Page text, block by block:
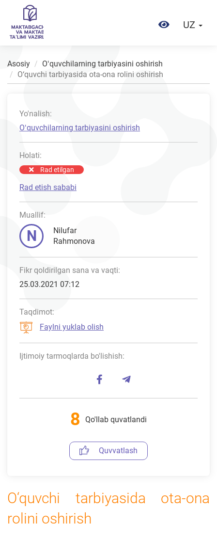
UZ
Asosiy
Oʻquvchilarning tarbiyasini oshirish
O‘quvchi tarbiyasida ota-ona rolini oshirish
O‘quvchi tarbiyasida ota-ona
rolini oshirish
Yo'nalish:
Oʻquvchilarning tarbiyasini oshirish
Holati:
Rad etilgan
Rad etish sababi
Muallif:
N
Nilufar
Rahmonova
Fikr qoldirilgan sana va vaqti:
25.03.2021 07:12
Taqdimot:
Faylni yuklab olish
Ijtimoiy tarmoqlarda bo'lishish:
8 Qo'llab quvatlandi
Quvvatlash